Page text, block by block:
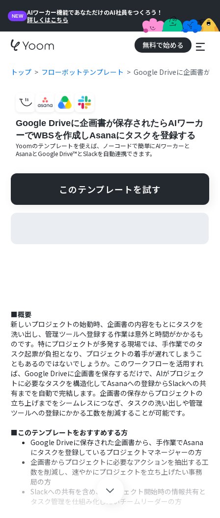
NEW
AIワーカー機能であなただけのAI社員をつくろう！
詳しくはこちら
無料で始める
トップ フローボットテンプレート Google Driveに企画書が保
Google Driveに企画書が保存されたらAIワーカ
ーでWBSを作成しAsanaにタスクを登録する
Yoomのテンプレートを使えば、ノーコードで簡単にAIワーカーと
AsanaとGoogle Drive™とSlackを自動連携できます。
このテンプレートを試す
■概要
新しいプロジェクトの始動時、企画書の内容をもとにタスクを
洗い出し、管理ツールへ登録する作業は意外と時間がかかるも
のです。特にプロジェクトが多発する現場では、手作業でのタ
スク起票が負担となり、プロジェクトの着手が遅れてしまうこ
ともあるのではないでしょうか。このワークフローを活用すれ
ば、Google Driveに企画書を保存するだけで、AIがプロジェク
トに必要なタスクを構造化してAsanaへの登録からSlackへの共
有までを自動で完結します。企画書の保存からプロジェクトの
立ち上げまでをシームレスにつなぎ、タスクの洗い出しや管理
ツールへの登録にかかる工数を削減することが可能です。
■このテンプレートをおすすめする方
Google Driveに保存された企画書から、手作業でAsana
にタスクを登録しているプロジェクトマネージャーの方
企画書からプロジェクトに必要なアクションを抽出する工
数を削減し、速やかにプロジェクトを立ち上げたい事務
局の方
Slackへの共有を含め、プロジェクト開始時の情報共有と
タスク管理を仕組み化したいチームリーダーの方